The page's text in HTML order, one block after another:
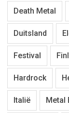
Death Metal
Duitsland
Festival
Hardrock
Italië Metal